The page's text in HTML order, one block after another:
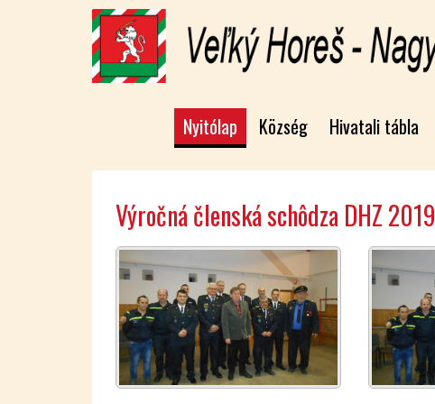
Nyitólap Község Hivatali tábla
Výročná členská schôdza DHZ 2019